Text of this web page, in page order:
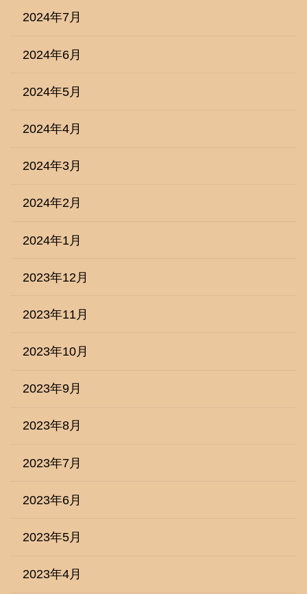
2024年7月
2024年6月
2024年5月
2024年4月
2024年3月
2024年2月
2024年1月
2023年12月
2023年11月
2023年10月
2023年9月
2023年8月
2023年7月
2023年6月
2023年5月
2023年4月